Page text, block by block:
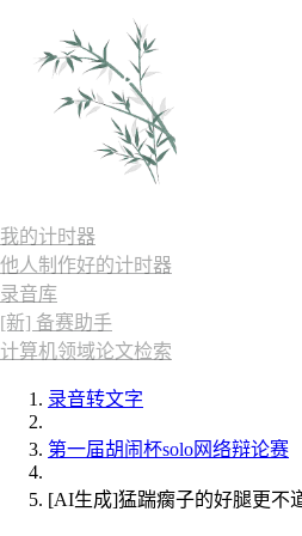
我的计时器
他人制作好的计时器
录音库
[新] 备赛助手
计算机领域论文检索
录音转文字
第一届胡闹杯solo网络辩论赛
[AI生成]猛踹瘸子的好腿更不